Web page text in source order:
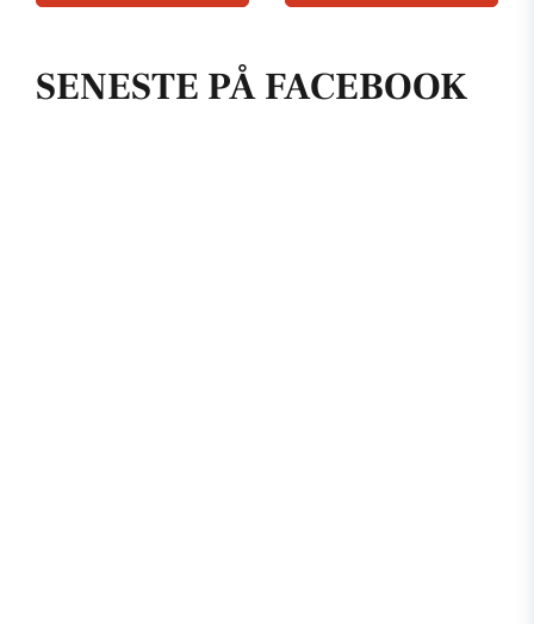
SENESTE PÅ FACEBOOK